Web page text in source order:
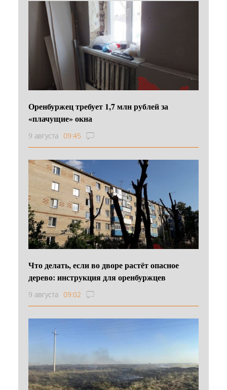
Оренбуржец требует 1,7 млн рублей за
«плачущие» окна
9 августа 09:45
Что делать, если во дворе растёт опасное
дерево: инструкция для оренбуржцев
9 августа 09:02